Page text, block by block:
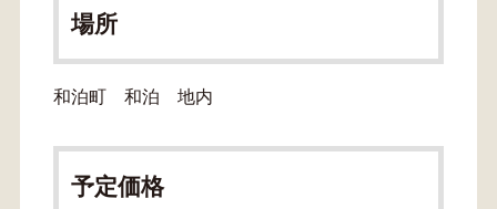
場所
和泊町 和泊 地内
予定価格